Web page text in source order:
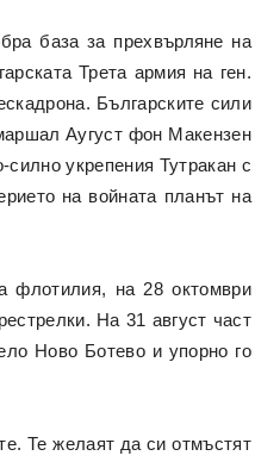
база за прехвърляне на
Трета армия на ген.
Българските сили
Аугуст фон Макензен
укрепения Тутракан с
на войната планът на
флотилия, на 28 октомври
На 31 август част
Ново Ботево и упорно го
Те желаят да си отмъстят